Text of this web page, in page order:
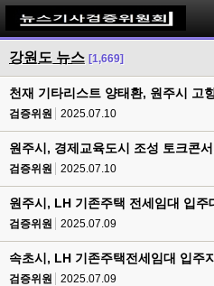
강원도 뉴스 [1,669]
천재 기타리스트 양태환, 원주시 고
검증위원 2025.07.10
원주시, 경제교육도시 조성 토크콘
검증위원 2025.07.10
원주시, LH 기존주택 전세임대 입주
검증위원 2025.07.09
속초시, LH 기존주택전세임대 입주
검증위원 2025.07.09